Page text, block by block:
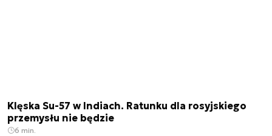
Klęska Su-57 w Indiach. Ratunku dla rosyjskiego
przemysłu nie będzie
6 min.